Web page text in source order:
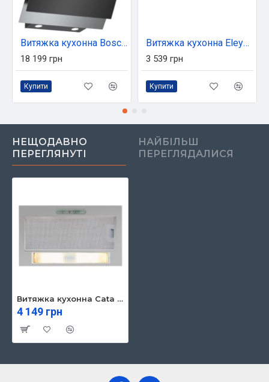
Витяжка кухонна Bosch DWK67PJ60T
18 199 грн
Купити
Витяжка кухонна Eleyus BREEZE 470 50 BG
3 539 грн
Купити
НЕЩОДАВНО
ПЕРЕГЛЯНУТІ
НАЙБІЛЬШ
ПЕРЕГЛЯДАЛИСЯ
Витяжка кухонна Cata G-45 X
4 149 грн